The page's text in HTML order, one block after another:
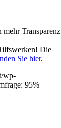
mehr Transparenz
Die
Sie hier.
wp-
95%